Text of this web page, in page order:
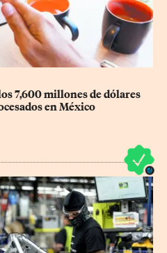
7,600 millones de dólares
en México